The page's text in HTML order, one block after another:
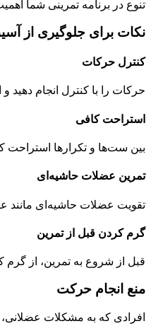
تنوع در برنامه تمرینی شما
نکات برای جلوگیری از
کنترل حرکات
حرکات را با کنترل انجام دهید
استراحت کافی
بین ست‌ها و تکرارها استراحت
تمرین عضلات حاشیه‌ای
تقویت عضلات حاشیه‌ای مانند
گرم کردن قبل از تمرین
قبل از شروع به تمرین، از
منع انجام حرکت
افرادی که به مشکلات عضلانی،